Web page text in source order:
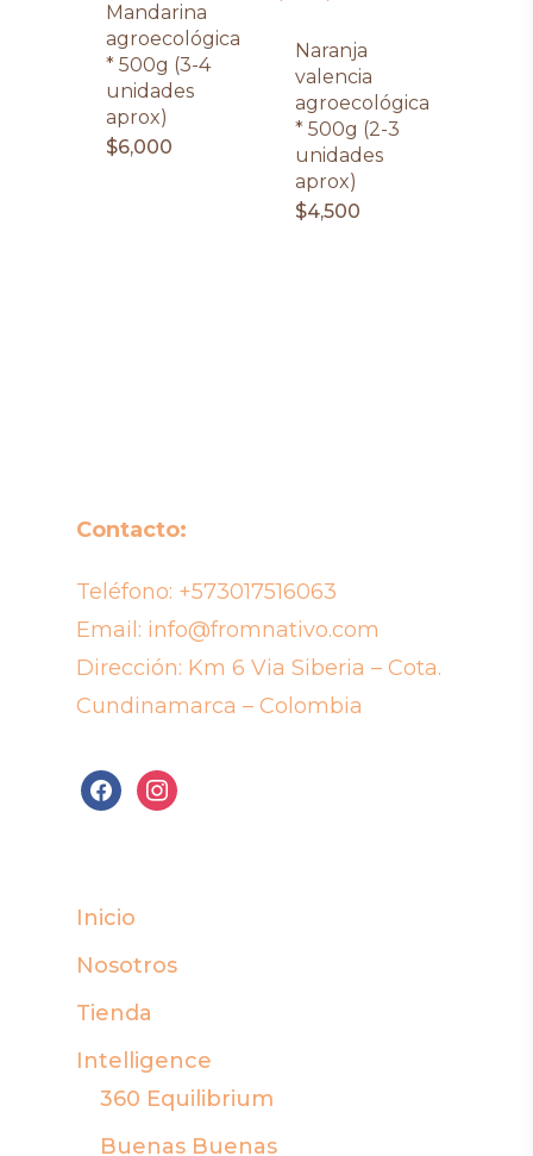
Mandarina
agroecológica
* 500g (3-4
unidades
aprox)
$6,000
Naranja
valencia
agroecológica
* 500g (2-3
unidades
aprox)
$4,500
Contacto:
Teléfono: +573017516063
Email: info@fromnativo.com
Dirección: Km 6 Via Siberia – Cota.
Cundinamarca – Colombia
facebookinstagram
Inicio
Nosotros
Tienda
Intelligence
360 Equilibrium
Buenas Buenas